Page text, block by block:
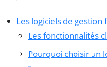
Les logiciels de gestion
Les fonctionnalités
Pourquoi choisir un